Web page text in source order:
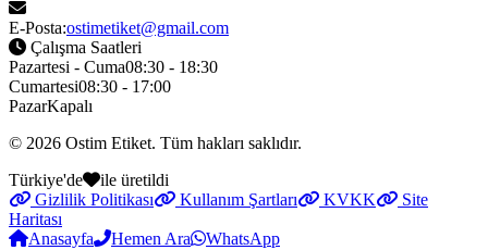
E-Posta:ostimetiket@gmail.com
Çalışma Saatleri
Pazartesi - Cuma08:30 - 18:30
Cumartesi08:30 - 17:00
PazarKapalı
© 2026 Ostim Etiket. Tüm hakları saklıdır.
Türkiye'de
ile üretildi
Gizlilik Politikası
Kullanım Şartları KVKK
Site
Haritası
Anasayfa
Hemen Ara WhatsApp